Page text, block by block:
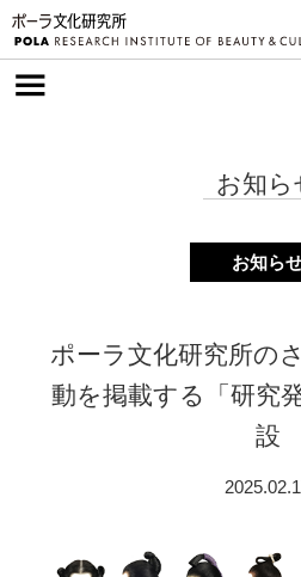
お知ら
お知ら
ポーラ文化研究所の
動を掲載する「研究
設